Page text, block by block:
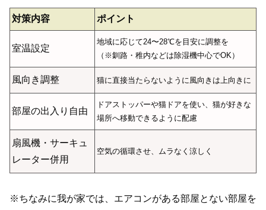
対策内容 ポイント
室温設定
地域に応じて24〜28℃を目安に調整を
（※釧路・稚内などは除湿機中心でOK）
風向き調整 猫に直接当たらないように風向きは上向きに
部屋の出入り自由
ドアストッパーや猫ドアを使い、猫が好きな
場所へ移動できるように配慮
扇風機・サーキュ
レーター併用
空気の循環させ、ムラなく涼しく
※ちなみに我が家では、エアコンがある部屋とない部屋を